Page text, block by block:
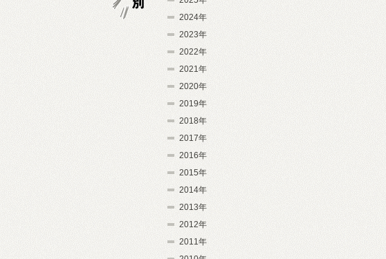
2024年
2023年
2022年
2021年
2020年
2019年
2018年
2017年
2016年
2015年
2014年
2013年
2012年
2011年